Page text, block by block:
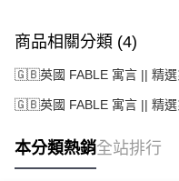
商品相關分類 (4)
🇬🇧英國 FABLE 寓言 || 精選
🇬🇧英國 FABLE 寓言 || 精選
本分類熱銷全站排行